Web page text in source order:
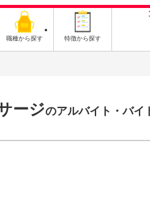
職種から探す 特徴から探す
ージのアルバイト・バイ